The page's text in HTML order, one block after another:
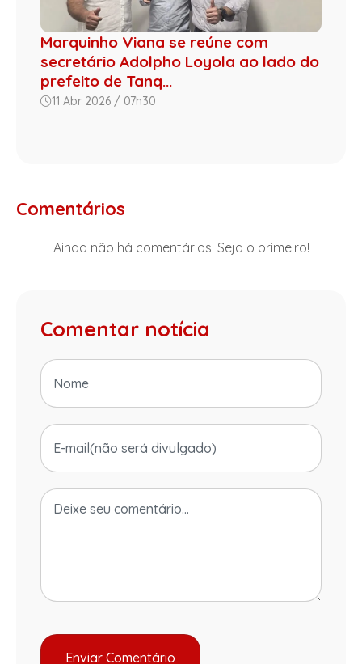
Marquinho Viana se reúne com
secretário Adolpho Loyola ao lado do
prefeito de Tanq...
11 Abr 2026 / 07h30
Comentários
Ainda não há comentários. Seja o primeiro!
Comentar notícia